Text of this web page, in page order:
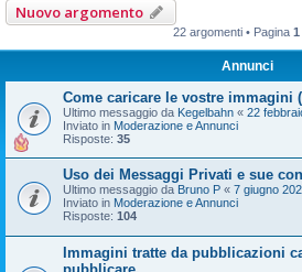
Nuovo argomento
22 argomenti • Pagina 1
Annunci
Come caricare le vostre immagini
Ultimo messaggio da Kegelbahn « 22
Inviato in Moderazione e Annunci
Risposte: 35
Uso dei Messaggi Privati e sue
Ultimo messaggio da Bruno P « 7 giugno
Inviato in Moderazione e Annunci
Risposte: 104
Immagini tratte da pubblicazioni